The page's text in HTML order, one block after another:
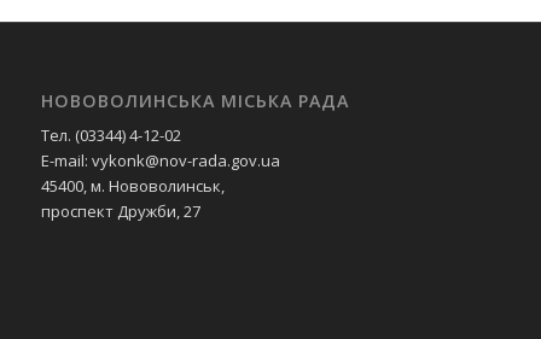
НОВОВОЛИНСЬКА МІСЬКА РАДА
Тел. (03344) 4-12-02
E-mail: vykonk@nov-rada.gov.ua
45400, м. Нововолинськ,
проспект Дружби, 27